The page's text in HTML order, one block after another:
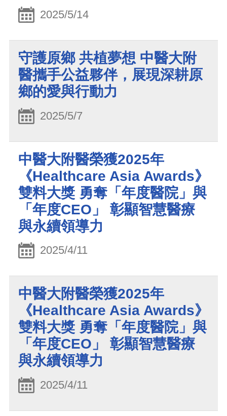
2025/5/14
守護原鄉 共植夢想 中醫大附
醫攜手公益夥伴，展現深耕原
鄉的愛與行動力
2025/5/7
中醫大附醫榮獲2025年
《Healthcare Asia Awards》
雙料大獎 勇奪「年度醫院」與
「年度CEO」 彰顯智慧醫療
與永續領導力
2025/4/11
中醫大附醫榮獲2025年
《Healthcare Asia Awards》
雙料大獎 勇奪「年度醫院」與
「年度CEO」 彰顯智慧醫療
與永續領導力
2025/4/11